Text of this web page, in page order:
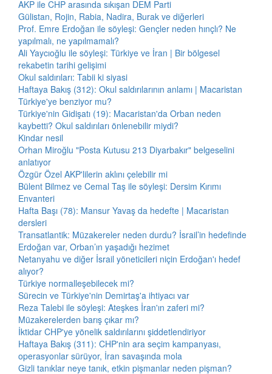
AKP ile CHP arasında sıkışan DEM Parti
Gülistan, Rojin, Rabia, Nadira, Burak ve diğerleri
Prof. Emre Erdoğan ile söyleşi: Gençler neden hınçlı? Ne
yapılmalı, ne yapılmamalı?
Ali Yaycıoğlu ile söyleşi: Türkiye ve İran | Bir bölgesel
rekabetin tarihi gelişimi
Okul saldırıları: Tabii ki siyasi
Haftaya Bakış (312): Okul saldırılarının anlamı | Macaristan
Türkiye'ye benziyor mu?
Türkiye'nin Gidişatı (19): Macaristan'da Orban neden
kaybetti? Okul saldırıları önlenebilir miydi?
Kindar nesil
Orhan Miroğlu "Posta Kutusu 213 Diyarbakır" belgeselini
anlatıyor
Özgür Özel AKP'lilerin aklını çelebilir mi
Bülent Bilmez ve Cemal Taş ile söyleşi: Dersim Kırımı
Envanteri
Hafta Başı (78): Mansur Yavaş da hedefte | Macaristan
dersleri
Transatlantik: Müzakereler neden durdu? İsrail’in hedefinde
Erdoğan var, Orban’ın yaşadığı hezimet
Netanyahu ve diğer İsrail yöneticileri niçin Erdoğan'ı hedef
alıyor?
Türkiye normalleşebilecek mi?
Sürecin ve Türkiye'nin Demirtaş'a ihtiyacı var
Reza Talebi ile söyleşi: Ateşkes İran'ın zaferi mi?
Müzakerelerden barış çıkar mı?
İktidar CHP'ye yönelik saldırılarını şiddetlendiriyor
Haftaya Bakış (311): CHP'nin ara seçim kampanyası,
operasyonlar sürüyor, İran savaşında mola
Gizli tanıklar neye tanık, etkin pişmanlar neden pişman?